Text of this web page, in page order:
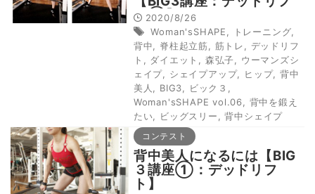
ト②】
2020/8/26
Woman'sSHAPE
トレーニング
背中
脊柱起立筋 筋トレ
デッドリフ
ト
ダイエット 森弘子
ウーマンズシ
ェイプ
シェイプアップ, ヒップ, 背中
美人
BIG3 ビック３
Woman'sSHAPE vol.06
背中を鍛え
たい
ビッグスリー ,背中シェイプ
コンテスト
背中美人になるには【BIG
３講座①：デッドリフ
ト】